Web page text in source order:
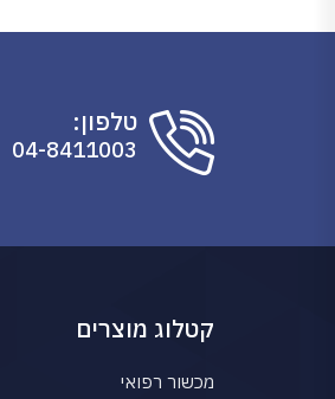
טלפון:
04-8411003
קטלוג מוצרים
מכשור רפואי